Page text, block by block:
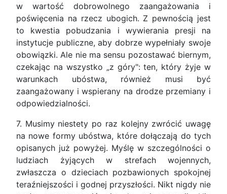
w wartość dobrowolnego zaangażowania i
poświęcenia na rzecz ubogich. Z pewnością jest
to kwestia pobudzania i wywierania presji na
instytucje publiczne, aby dobrze wypełniały swoje
obowiązki. Ale nie ma sensu pozostawać biernym,
czekając na wszystko „z góry": ten, który żyje w
warunkach ubóstwa, również musi być
zaangażowany i wspierany na drodze przemiany i
odpowiedzialności.
7. Musimy niestety po raz kolejny zwrócić uwagę
na nowe formy ubóstwa, które dołączają do tych
opisanych już powyżej. Myślę w szczególności o
ludziach żyjących w strefach wojennych,
zwłaszcza o dzieciach pozbawionych spokojnej
teraźniejszości i godnej przyszłości. Nikt nigdy nie